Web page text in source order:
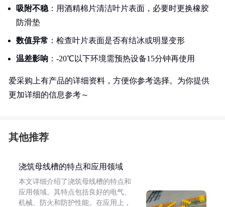
吸附不稳 ：用酒精棉片清洁叶片表面，必要时更换橡胶
防滑垫
数值异常 ：检查叶片表面是否有结冰或明显变形
温差影响 ：-20℃以下环境需预热设备15分钟再使用
爱采购上有产品的详细资料，方便你参考选择。为你提供
更加详细的信息参考～
其他推荐
浇筑母线槽的特点和应用领域
本文详细介绍了浇筑母线槽的特点和
应用领域。其特点包括良好的电气、
机械、防火和防护性能。在应用上，